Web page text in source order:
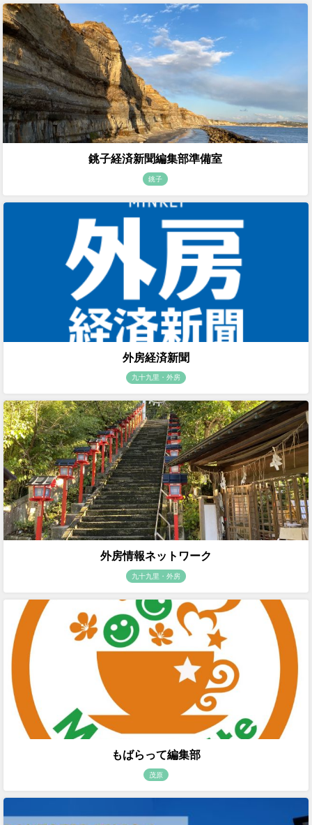
銚子経済新聞編集部準備室
銚子
外房経済新聞
九十九里・外房
外房情報ネットワーク
九十九里・外房
もばらって編集部
茂原